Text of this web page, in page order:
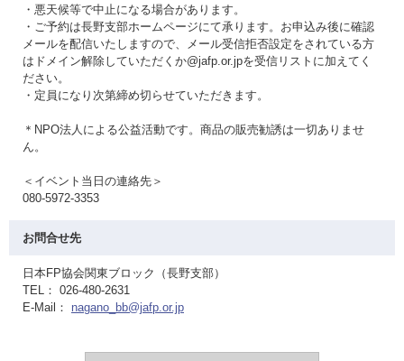
・悪天候等で中止になる場合があります。
・ご予約は長野支部ホームページにて承ります。お申込み後に確認
メールを配信いたしますので、メール受信拒否設定をされている方
はドメイン解除していただくか@jafp.or.jpを受信リストに加えてく
ださい。
・定員になり次第締め切らせていただきます。
＊NPO法人による公益活動です。商品の販売勧誘は一切ありませ
ん。
＜イベント当日の連絡先＞
080-5972-3353
お問合せ先
日本FP協会関東ブロック（長野支部）
TEL： 026-480-2631
E-Mail： nagano_bb@jafp.or.jp